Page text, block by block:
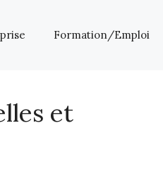
Formation/Emploi
et